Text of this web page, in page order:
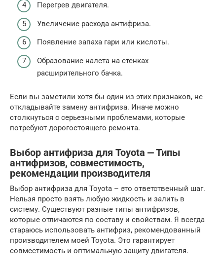
Перегрев двигателя.
Увеличение расхода антифриза.
Появление запаха гари или кислоты.
Образование налета на стенках
расширительного бачка.
Если вы заметили хотя бы один из этих признаков, не
откладывайте замену антифриза. Иначе можно
столкнуться с серьезными проблемами, которые
потребуют дорогостоящего ремонта.
Выбор антифриза для Toyota ⎼ Типы
антифризов, совместимость,
рекомендации производителя
Выбор антифриза для Toyota – это ответственный шаг.
Нельзя просто взять любую жидкость и залить в
систему. Существуют разные типы антифризов,
которые отличаются по составу и свойствам. Я всегда
стараюсь использовать антифриз, рекомендованный
производителем моей Toyota. Это гарантирует
совместимость и оптимальную защиту двигателя.